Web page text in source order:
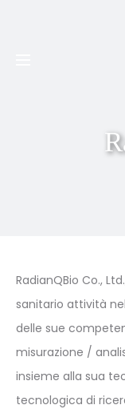
RadianQBio Co.,
sanitario attività
delle sue
misurazione /
insieme alla sua
tecnologica di